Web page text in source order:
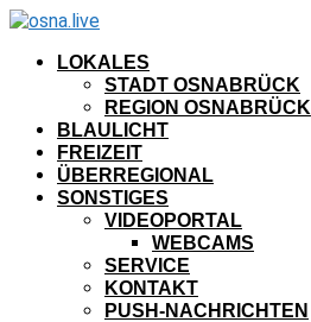
LOKALES
STADT OSNABRÜCK
REGION OSNABRÜCK
BLAULICHT
FREIZEIT
ÜBERREGIONAL
SONSTIGES
VIDEOPORTAL
WEBCAMS
SERVICE
KONTAKT
PUSH-NACHRICHTEN